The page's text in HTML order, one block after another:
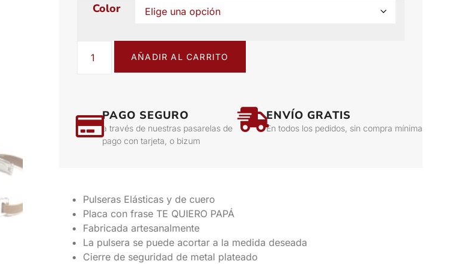
Color
AÑADIR AL CARRITO
PAGO SEGURO
a través de nuestras pasarelas de
pago con tarjeta, o bizum
ENVÍO GRATIS
En todos los pedidos, sin compra mínima
Pulseras Elásticas y de cuero
Placa con frase TE QUIERO PAPÁ
Fabricada artesanalmente
La pulsera se puede acortar a la medida deseada
Cierre de seguridad de metal plateado